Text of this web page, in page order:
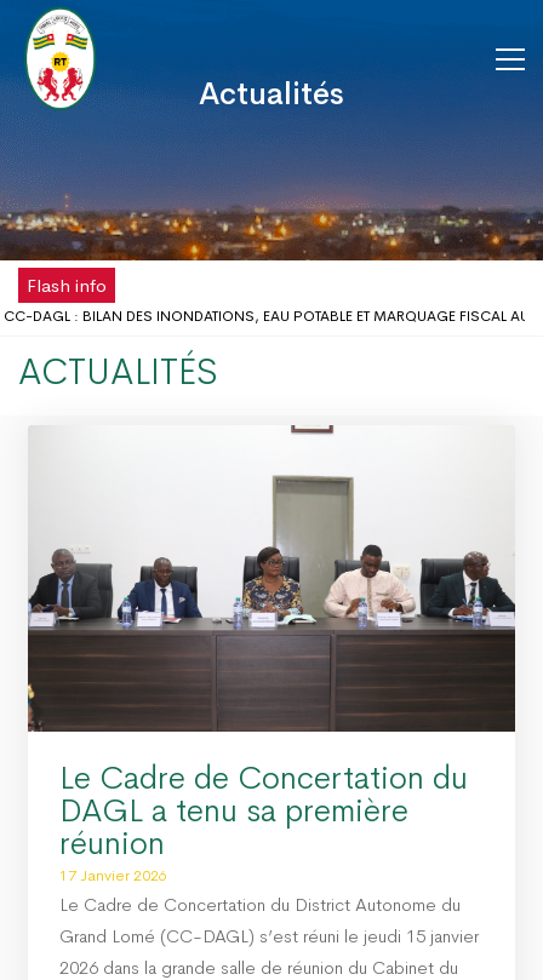
Actualités
Flash info
: BILAN DES INONDATIONS, EAU POTABLE ET MARQUAGE FISCAL AU
DÉSORMAIS D'UNE ANTENNE RÉGIONALE DE LA CHAMBRE DE
D’INONDATIONS DANS LE GRAND LOMÉ : L’ENTRÉE EN SCÈNE DU
D’INONDATION DANS LE GRAND LOMÉ : VERS UNE SYNERGIE D’ACTIONS
PROPRE » : LE DAGL SUPPRIME UN DÉPOTOIR SAUVAGE DANS LA COMMUNE
III : DES ÉQUIPEMENTS SPORTIFS OFFERTS AUX COMMUNES DU GOLFE 1
ACTUALITÉS
Le Cadre de Concertation du
DAGL a tenu sa première
réunion
17 Janvier 2026
Le Cadre de Concertation du District Autonome du
Grand Lomé (CC-DAGL) s’est réuni le jeudi 15 janvier
2026 dans la grande salle de réunion du Cabinet du